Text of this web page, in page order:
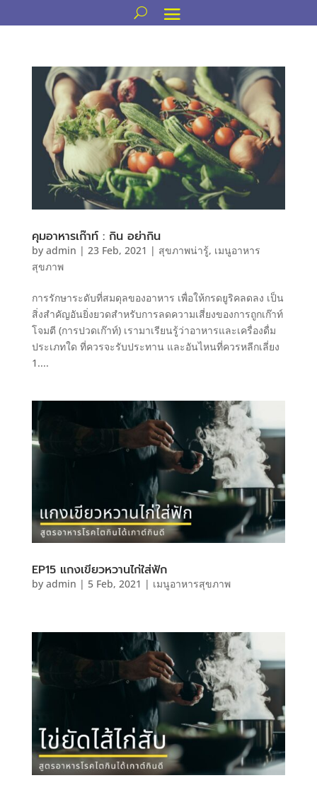
คุมอาหารเก๊าท์ : กิน อย่ากิน
by admin | 23 Feb, 2021 | สุขภาพน่ารู้, เมนูอาหาร
สุขภาพ
การรักษาระดับที่สมดุลของอาหาร เพื่อให้กรดยูริคลดลง เป็น
สิ่งสำคัญอันยิ่งยวดสำหรับการลดความเสี่ยงของการถูกเก๊าท์
โจมตี (การปวดเก๊าท์) เรามาเรียนรู้ว่าอาหารและเครื่องดื่ม
ประเภทใด ที่ควรจะรับประทาน และอันไหนที่ควรหลีกเลี่ยง
1....
EP15 แกงเขียวหวานไก่ใส่ฟัก
by admin | 5 Feb, 2021 | เมนูอาหารสุขภาพ